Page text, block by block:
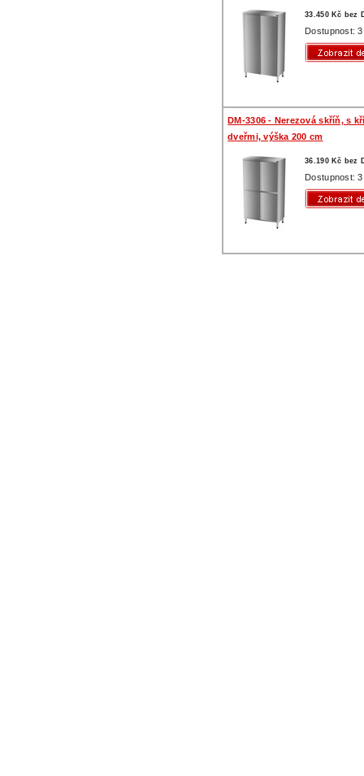
33.450 Kč bez
Dostupnost:
DM-3306 - Nerezová skříň, s
dveřmi, výška 200 cm
36.190 Kč bez
Dostupnost: